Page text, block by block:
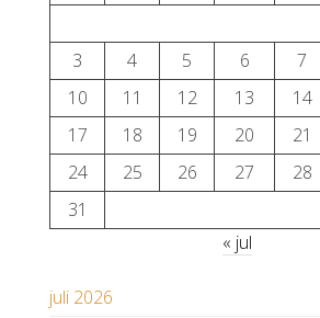
3
4 5 6 7
10
11 12 13 14
17
18 19 20 21
24
25 26 27 28
31
« jul
juli 2026